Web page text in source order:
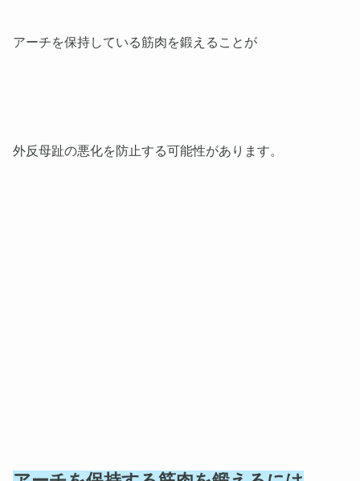
アーチを保持している筋肉を鍛えることが
外反母趾の悪化を防止する可能性があります。